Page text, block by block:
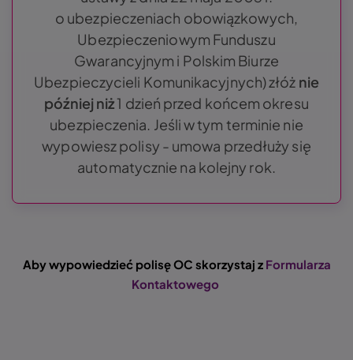
o ubezpieczeniach obowiązkowych,
Ubezpieczeniowym Funduszu
Gwarancyjnym i Polskim Biurze
Ubezpieczycieli Komunikacyjnych) złóż nie
później niż1 dzień przed końcem okresu
ubezpieczenia. Jeśli w tym terminie nie
wypowiesz polisy - umowa przedłuży się
automatycznie na kolejny rok.
Aby wypowiedzieć polisę OC skorzystaj z Formularza
Kontaktowego